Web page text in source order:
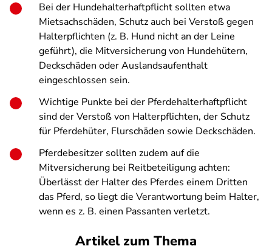
Bei der Hundehalterhaftpflicht sollten etwa
Mietsachschäden, Schutz auch bei Verstoß gegen
Halterpflichten (z. B. Hund nicht an der Leine
geführt), die Mitversicherung von Hundehütern,
Deckschäden oder Auslandsaufenthalt
eingeschlossen sein.
Wichtige Punkte bei der Pferdehalterhaftpflicht
sind der Verstoß von Halterpflichten, der Schutz
für Pferdehüter, Flurschäden sowie Deckschäden.
Pferdebesitzer sollten zudem auf die
Mitversicherung bei Reitbeteiligung achten:
Überlässt der Halter des Pferdes einem Dritten
das Pferd, so liegt die Verantwortung beim Halter,
wenn es z. B. einen Passanten verletzt.
Artikel zum Thema